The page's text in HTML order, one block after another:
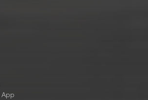
App